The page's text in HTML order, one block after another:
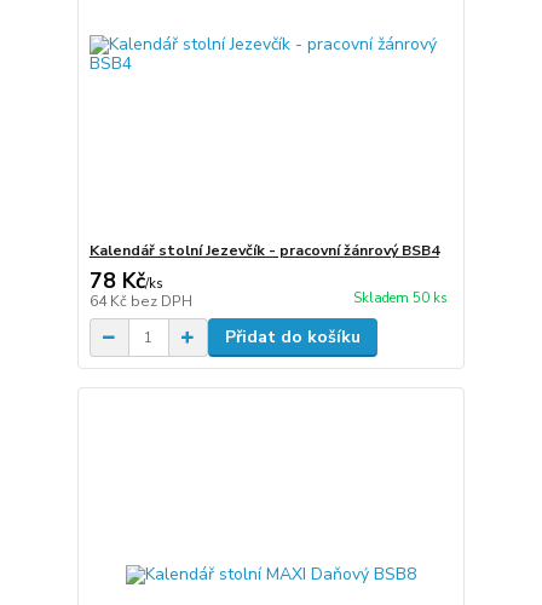
Kalendář stolní Jezevčík - pracovní žánrový BSB4
78 Kč/ks
64 Kč bez DPH Skladem 50 ks
Přidat do košíku